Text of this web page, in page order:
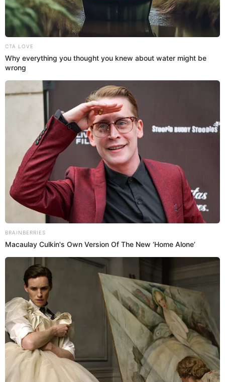
H&M Perú aprovecha el fin de año para despedirlo con descuentos
de hasta un 60 % en ropa y accesorios, comenzando desde S/15.
Conoce qué prendas entran en la oferta.
H&M
25 Dic 2025 | 19:01 h
¡Año Nuevo, Todo Nuevo! Plaza Vea remata
celulares de marca desde los S/319: revisa cómo
y hasta cuándo acceder a la promo de locura
Plaza Vea ha lanzado una súper promoción con el remate de
productos tecnológicos desde los S/319. Aquí los detalles.
Yeraldiny Cobeñas
Plaza Vea